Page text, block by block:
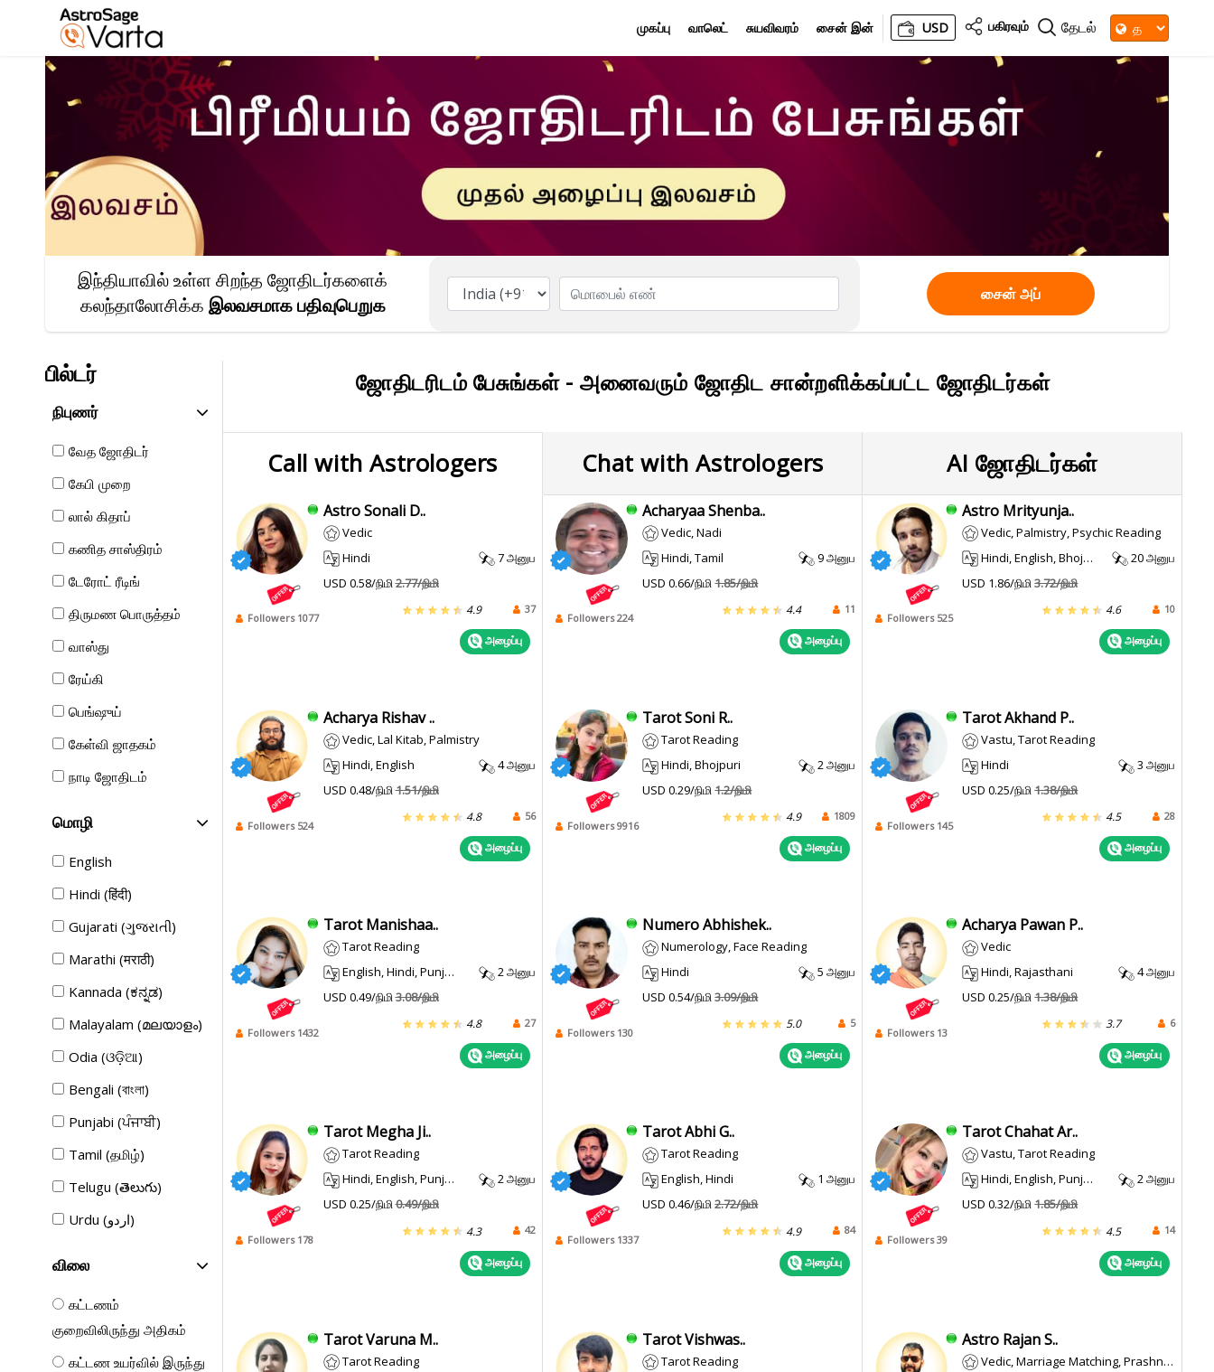
முகப்பு வாலெட் சுயவிவரம் சைன் இன் USD பகிரவும் தேடல்
இந்தியாவில் உள்ள சிறந்த ஜோதிடர்களைக்
கலந்தாலோசிக்க இலவசமாகபதிவுபெறுக சைன் அப்
பில்டர்
நிபுணர்
வேத ஜோதிடர்
கேபி முறை
லால் கிதாப்
கணித சாஸ்திரம்
டேரோட் ரீடிங்
திருமண பொருத்தம்
வாஸ்து
ரேய்கி
பெங்ஷுய்
கேள்வி ஜாதகம்
நாடி ஜோதிடம்
மொழி
English
Hindi (हिंदी)
Gujarati (ગુજરાતી)
Marathi (मराठी)
Kannada (ಕನ್ನಡ)
Malayalam (മലയാളം)
Odia (ଓଡ଼ିଆ)
Bengali (বাংলা)
Punjabi (ਪੰਜਾਬੀ)
Tamil (தமிழ்)
Telugu (తెలుగు)
Urdu (اردو)
விலை
கட்டணம்
குறைவிலிருந்து அதிகம்
கட்டண உயர்வில் இருந்து
ஜோதிடரிடம் பேசுங்கள் - அனைவரும் ஜோதிட சான்றளிக்கப்பட்ட ஜோதிடர்கள்
AI ஜோதிடர்கள்
Call with Astrologers Chat with Astrologers
Followers 1077
Astro Sonali D..
Vedic
Hindi
7 அனுப
USD 0.58/நிமி2.77/நிமி
4.9 37
அழைப்பு
Followers 224
Acharyaa Shenba..
Vedic, Nadi
Hindi, Tamil
9 அனுப
USD 0.66/நிமி1.85/நிமி
4.4 11
அழைப்பு
Followers 525
Astro Mrityunja..
Vedic, Palmistry, Psychic Reading
Hindi, English, Bhojpuri
20 அனுப
USD 1.86/நிமி3.72/நிமி
4.6 10
அழைப்பு
Followers 524
Acharya Rishav ..
Vedic, Lal Kitab, Palmistry
Hindi, English
4 அனுப
USD 0.48/நிமி1.51/நிமி
4.8 56
அழைப்பு
Followers 9916
Tarot Soni R..
Tarot Reading
Hindi, Bhojpuri
2 அனுப
USD 0.29/நிமி1.2/நிமி
4.9 1809
அழைப்பு
Followers 145
Tarot Akhand P..
Vastu, Tarot Reading
Hindi
3 அனுப
USD 0.25/நிமி1.38/நிமி
4.5 28
அழைப்பு
Followers 1432
Tarot Manishaa..
Tarot Reading
English, Hindi, Punjabi
2 அனுப
USD 0.49/நிமி3.08/நிமி
4.8 27
அழைப்பு
Followers 130
Numero Abhishek..
Numerology, Face Reading
Hindi
5 அனுப
USD 0.54/நிமி3.09/நிமி
5.0 5
அழைப்பு
Followers 13
Acharya Pawan P..
Vedic
Hindi, Rajasthani
4 அனுப
USD 0.25/நிமி1.38/நிமி
3.7 6
அழைப்பு
Followers 178
Tarot Megha Ji..
Tarot Reading
Hindi, English, Punjabi
2 அனுப
USD 0.25/நிமி0.49/நிமி
4.3 42
அழைப்பு
Followers 1337
Tarot Abhi G..
Tarot Reading
English, Hindi
1 அனுப
USD 0.46/நிமி2.72/நிமி
4.9 84
அழைப்பு
Followers 39
Tarot Chahat Ar..
Vastu, Tarot Reading
Hindi, English, Punjabi
2 அனுப
USD 0.32/நிமி1.85/நிமி
4.5 14
அழைப்பு
Tarot Varuna M..
Tarot Reading
Tarot Vishwas..
Tarot Reading
Astro Rajan S..
Vedic, Marriage Matching, Prashna / Horary